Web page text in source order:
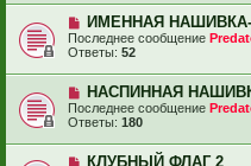
ИМЕННАЯ
Последнее сообщение
Ответы: 52
НАСПИННАЯ
Последнее сообщение
Ответы: 180
КЛУБНЫЙ ФЛАГ 2